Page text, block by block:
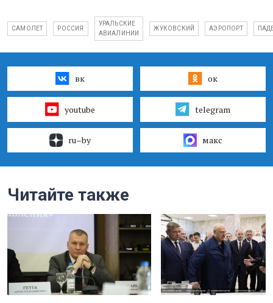
САМОЛЕТ РОССИЯ
УРАЛЬСКИЕ
АВИАЛИНИИ
ЖУКОВСКИЙ АЭРОПОРТ
вк ок
youtube telegram
ru–by макс
Читайте также